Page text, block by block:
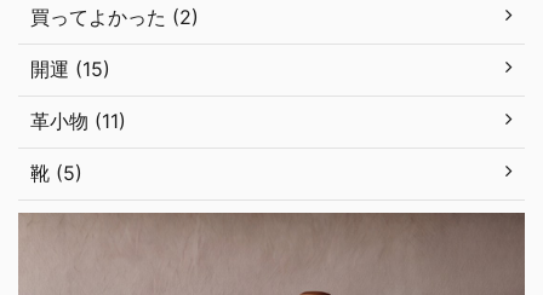
買ってよかった (2)
開運 (15)
革小物 (11)
靴 (5)